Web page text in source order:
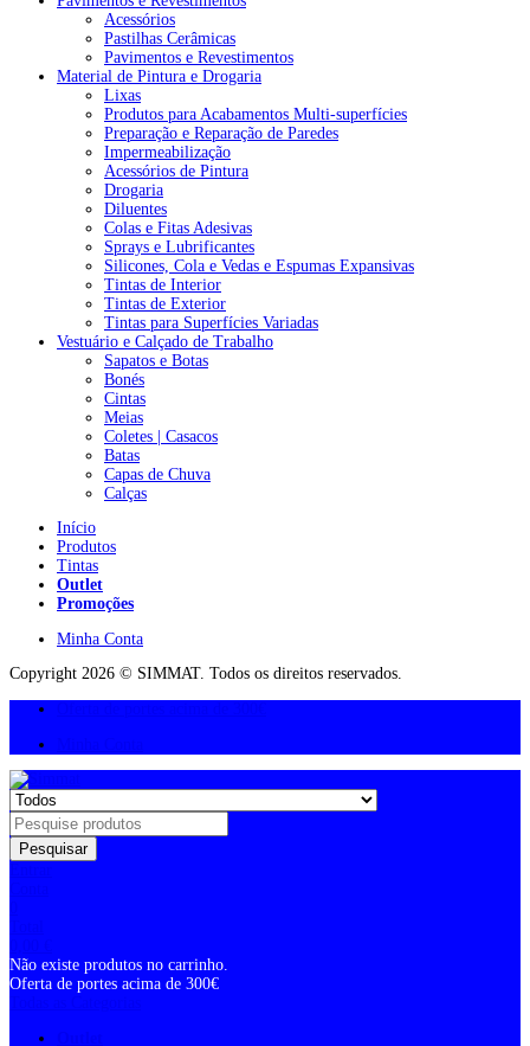
Acessórios
Pastilhas Cerâmicas
Pavimentos e Revestimentos
Material de Pintura e Drogaria
Lixas
Produtos para Acabamentos Multi-superfícies
Preparação e Reparação de Paredes
Impermeabilização
Acessórios de Pintura
Drogaria
Diluentes
Colas e Fitas Adesivas
Sprays e Lubrificantes
Silicones, Cola e Vedas e Espumas Expansivas
Tintas de Interior
Tintas de Exterior
Tintas para Superfícies Variadas
Vestuário e Calçado de Trabalho
Sapatos e Botas
Bonés
Cintas
Meias
Coletes | Casacos
Batas
Capas de Chuva
Calças
Início
Produtos
Tintas
Outlet
Promoções
Minha Conta
Copyright 2026 © SIMMAT. Todos os direitos reservados.
Pesquisar
Não existe produtos no carrinho.
Oferta de portes acima de 300€